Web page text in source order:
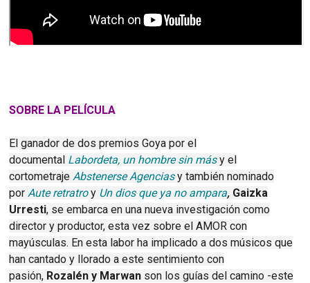
SOBRE LA PELÍCULA
El ganador de dos premios Goya por el
documental Labordeta, un hombre sin más y el
cortometrajeAbstenerse Agencias y también nominado
porAute retratro y Un dios que ya no ampara, Gaizka
Urresti, se embarca en una nueva investigación como
director y productor, esta vez sobre el AMOR con
mayúsculas. En esta labor ha implicado a dos músicos que
han cantado y llorado a este sentimiento con
pasión, Rozalén y Marwan son los guías del camino -este